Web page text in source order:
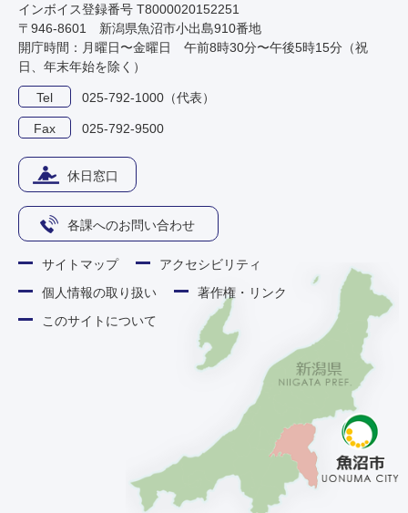
インボイス登録番号 T8000020152251
〒946-8601 新潟県魚沼市小出島910番地
開庁時間：月曜日〜金曜日 午前8時30分〜午後5時15分（祝
日、年末年始を除く）
Tel 025-792-1000（代表）
Fax 025-792-9500
休日窓口
各課へのお問い合わせ
サイトマップ
アクセシビリティ
個人情報の取り扱い
著作権・リンク
このサイトについて